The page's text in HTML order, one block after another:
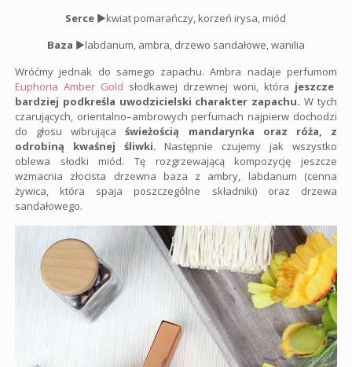
Serce ►kwiat pomarańczy, korzeń irysa, miód
Baza ►labdanum, ambra, drzewo sandałowe, wanilia
Wróćmy jednak do samego zapachu. Ambra nadaje perfumom
Euphoria Amber Gold słodkawej drzewnej woni, która jeszcze
bardziej podkreśla uwodzicielski charakter zapachu. W tych
czarujących, orientalno–ambrowych perfumach najpierw dochodzi
do głosu wibrującaświeżością mandarynka oraz róża, z
odrobiną kwaśnej śliwki. Następnie czujemy jak wszystko
oblewa słodki miód. Tę rozgrzewającą kompozycję jeszcze
wzmacnia złocista drzewna baza z ambry, labdanum (cenna
żywica, która spaja poszczególne składniki) oraz drzewa
sandałowego.